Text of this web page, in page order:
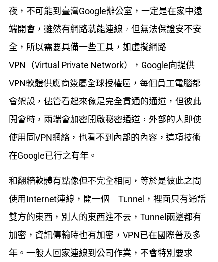
夜，不可能到臺灣Google辦公室，一定是在家中遠
端開會，雖然有網路就能連線，但無法保證安不安
全，所以需要具備一些工具，如虛擬網路
VPN（Virtual Private Network），Google向提供
VPN軟體供應商簽屬全球授權區，每個員工電腦都
會架設，儘管看起來像是完全貫通的通道，但彼此
開會時，兩端會加密開啟秘密通道，外部的人即使
使用同VPN網絡，也看不到內部的內容，這項技術
在Google已行之有年。
和翻牆軟體有點像但不完全相同，等於是彼此之間
使用Internet連線，開一個 Tunnel，裡面只有通話
雙方的東西，別人的東西進不去，Tunnel兩邊都有
加密，資訊傳輸時也有加密，VPN已在國際普及多
年。一般人回家連線到公司作業，不會特別要求